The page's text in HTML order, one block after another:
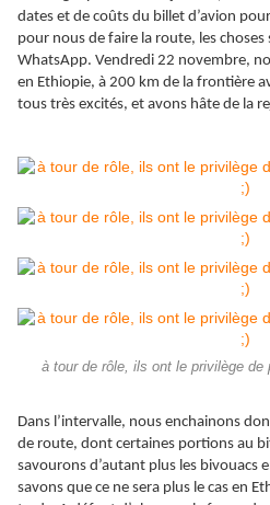
dates et de coûts du billet d’avion
pour nous de faire la route, les
WhatsApp. Vendredi 22 novembre,
en Ethiopie, à 200 km de la frontière
tous très excités, et avons hâte de la
à tour de rôle, ils ont le privilège de
Dans l’intervalle, nous enchainons
de route, dont certaines portions au
savourons d’autant plus les bivouacs
savons que ce ne sera plus le cas en